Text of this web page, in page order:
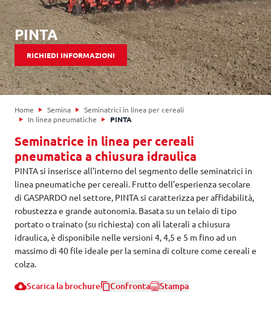
PINTA
RICHIEDI INFORMAZIONI
Home Semina
Seminatrici in linea per cereali
In linea pneumatiche
PINTA
Seminatrice in linea per cereali
pneumatica a chiusura idraulica
PINTA si inserisce all’interno del segmento delle seminatrici in
linea pneumatiche per cereali. Frutto dell’esperienza secolare
di GASPARDO nel settore, PINTA si caratterizza per affidabilità,
robustezza e grande autonomia. Basata su un telaio di tipo
portato o trainato (su richiesta) con ali laterali a chiusura
idraulica, è disponibile nelle versioni 4, 4,5 e 5 m fino ad un
massimo di 40 file ideale per la semina di colture come cereali e
colza.
Scarica la brochure Confronta Stampa